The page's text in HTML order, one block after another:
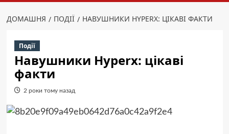
ДОМАШНЯ ПОДІЇ НАВУШНИКИ HYPERX: ЦІКАВІ ФАКТИ
Події
Навушники Hyperx: цікаві
факти
2 роки тому назад